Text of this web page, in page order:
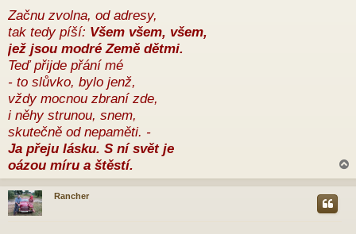
í
s
p
ě
v
e
k
Začnu zvolna, od adresy,
tak tedy píší: Všem všem, všem,
jež jsou modré Země dětmi.
Teď přijde přání mé
- to slůvko, bylo jenž,
vždy mocnou zbraní zde,
i něhy strunou, snem,
skutečně od nepaměti. -
Ja přeju lásku. S ní svět je
oázou míru a štěstí.
a
Rancher